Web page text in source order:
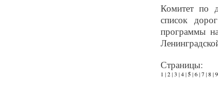
Комитет по
список
программы
Страницы:
1 |2|3 |4|5|6|7|8|9